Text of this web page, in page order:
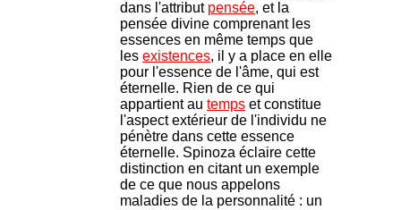
dans l'attribut pensée, et la
pensée divine comprenant les
essences en même temps que
les existences, il y a place en elle
pour l'essence de l'âme, qui est
éternelle. Rien de ce qui
appartient au temps et constitue
l'aspect extérieur de l'individu ne
pénètre dans cette essence
éternelle. Spinoza éclaire cette
distinction en citant un exemple
de ce que nous appelons
maladies de la personnalité : un